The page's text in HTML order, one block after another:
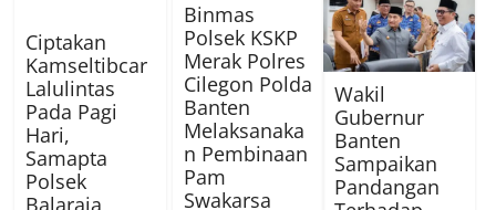
Ciptakan
Kamseltibcar
Lalulintas
Pada Pagi
Hari,
Samapta
Polsek
Balaraja
Binmas
Polsek KSKP
Merak Polres
Cilegon Polda
Banten
Melaksanaka
n Pembinaan
Pam
Swakarsa
Wakil
Gubernur
Banten
Sampaikan
Pandangan